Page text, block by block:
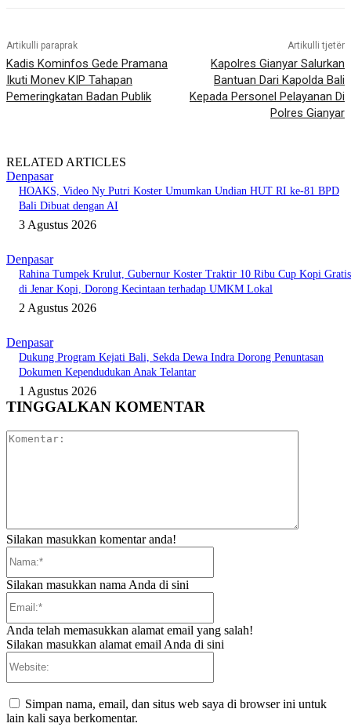
Artikulli paraprak
Kadis Kominfos Gede Pramana
Ikuti Monev KIP Tahapan
Pemeringkatan Badan Publik
Artikulli tjetër
Kapolres Gianyar Salurkan
Bantuan Dari Kapolda Bali
Kepada Personel Pelayanan Di
Polres Gianyar
RELATED ARTICLES
Denpasar
HOAKS, Video Ny Putri Koster Umumkan Undian HUT RI ke-81 BPD
Bali Dibuat dengan AI
3 Agustus 2026
Denpasar
Rahina Tumpek Krulut, Gubernur Koster Traktir 10 Ribu Cup Kopi Gratis
di Jenar Kopi, Dorong Kecintaan terhadap UMKM Lokal
2 Agustus 2026
Denpasar
Dukung Program Kejati Bali, Sekda Dewa Indra Dorong Penuntasan
Dokumen Kependudukan Anak Telantar
1 Agustus 2026
TINGGALKAN KOMENTAR
Silakan masukkan komentar anda!
Silakan masukkan nama Anda di sini
Anda telah memasukkan alamat email yang salah!
Silakan masukkan alamat email Anda di sini
Simpan nama, email, dan situs web saya di browser ini untuk
lain kali saya berkomentar.